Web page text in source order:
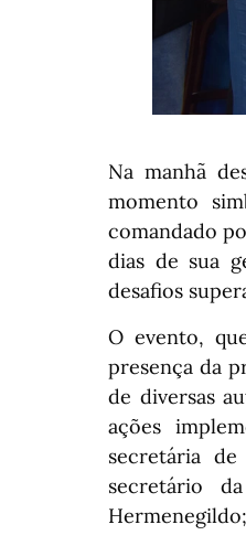
Na manhã
momento
comandado
dias de sua
desafios
O evento,
presença da
de diversas
ações
secretária
secretário